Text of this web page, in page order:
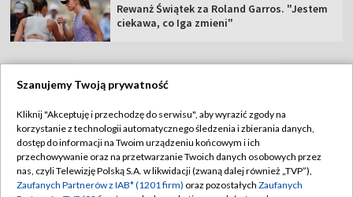
Rewanż Świątek za Roland Garros. "Jestem
ciekawa, co Iga zmieni"
Abonament TVP
Sklep TVP
Biuro Reklamy
Regulamin TVP
Polityka prywatności
Moje zgody
Szanujemy Twoją prywatność
Kliknij "Akceptuję i przechodzę do serwisu", aby wyrazić zgody na
korzystanie z technologii automatycznego śledzenia i zbierania danych,
dostęp do informacji na Twoim urządzeniu końcowym i ich
przechowywanie oraz na przetwarzanie Twoich danych osobowych przez
nas, czyli Telewizję Polską S.A. w likwidacji (zwaną dalej również „TVP”),
Zaufanych Partnerów z IAB* (1201 firm) oraz pozostałych Zaufanych